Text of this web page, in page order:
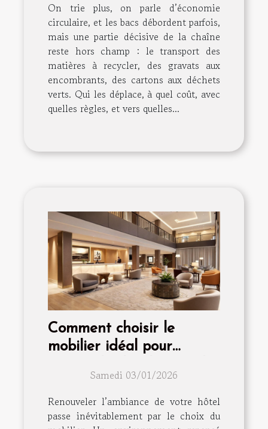
On trie plus, on parle d’économie
circulaire, et les bacs débordent parfois,
mais une partie décisive de la chaîne
reste hors champ : le transport des
matières à recycler, des gravats aux
encombrants, des cartons aux déchets
verts. Qui les déplace, à quel coût, avec
quelles règles, et vers quelles...
Comment choisir le
mobilier idéal pour
votre hôtel ?
Samedi 03/01/2026
Renouveler l’ambiance de votre hôtel
passe inévitablement par le choix du